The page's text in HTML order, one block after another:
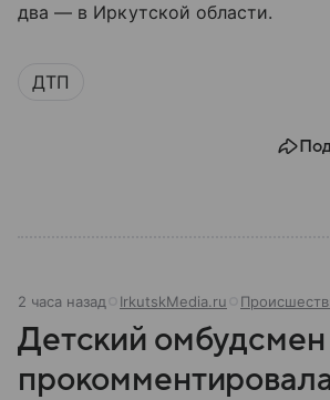
два — в Иркутской области.
ДТП
2 часа назад IrkutskMedia.ru
Детский омбудсмен